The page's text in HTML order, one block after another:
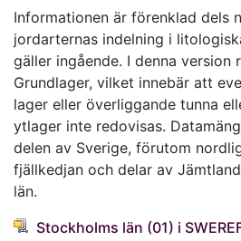
Informationen är förenklad dels
jordarternas indelning i
gäller ingående. I denna version
Grundlager, vilket innebär att
lager eller överliggande tunna
ytlager inte redovisas.
delen av Sverige, förutom
fjällkedjan och delar av
län.
Stockholms län (01) i